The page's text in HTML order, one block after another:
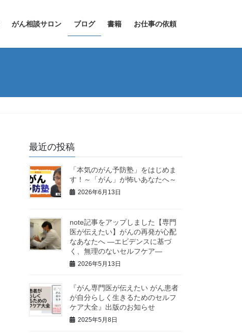
がん相談サロン ブログ 書籍 お仕事の依頼
最近の投稿
「本気のがん予防塾」をはじめま
す！～「がん」が怖いあなたへ～
2026年6月13日
note記事をアップしました【専門
医が伝えたい】がんの再発が心配
なあなたへ ―エビデンスに基づ
く、無理のないセルフケア―
2026年5月13日
『がん専門医が伝えたい がん患者
が自分らしく生きるためのセルフ
ケア大全』出版のお知らせ
2025年5月8日